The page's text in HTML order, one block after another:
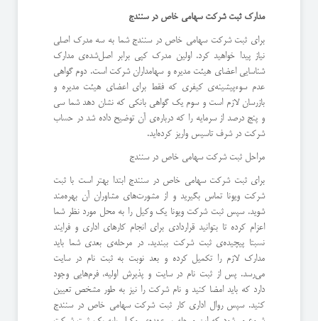
مدارک ثبت شرکت سهامی خاص در سنندج
برای ثبت شرکت سهامی خاص در سنندج شما به سه مدرک اصلی
نیاز پیدا خواهید کرد. اولین مدرک کپی برابر اصل‌شده‌ی مدارک
شناسایی اعضای هیئت مدیره و سهامداران شرکت است. دوم گواهی
عدم سوءپیشینه‌ی کیفری که فقط برای اعضای هیئت مدیره و
بازرسان لازم است و سوم یک گواهی بانکی که نشان دهد شما سی
و پنج درصد از سرمایه را که درباره‌ی آن توضیح داده شد در حساب
شرکت در شرف تاسیس واریز کرده‌اید.
مراحل ثبت شرکت سهامی خاص در سنندج
برای ثبت شرکت سهامی خاص در سنندج ابتدا بهتر است با ثبت
شرکت ویونا تماس بگیرید و از مشورت‌های مشاوران آن بهره‌مند
شوید. سپس ثبت شرکت ویونا یک وکیل را به محل مورد نظر شما
اعزام کرده تا بتوانید قراردادی برای انجام کارهای اداری و فرایند
نسبتا پیچیده‌ی ثبت شرکت ببندید. در مرحله‌ی بعدی شما باید
مدارک لازم را تکمیل کرده و بعد نوبت به ثبت نام در سایت
می‌رسد. پس از ثبت نام در سایت و پذیرش اولیه، فرم‌هایی وجود
دارد که باید امضا کنید و نام شرکت را نیز به طور مشخص تعیین
کنید. سپس روال اداری کار ثبت شرکت سهامی خاص در سنندج